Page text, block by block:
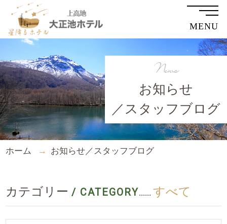
MENU
お知らせ
／スタッフブログ
News
ホーム お知らせ／スタッフブログ
カテゴリー / CATEGORY...... すべて